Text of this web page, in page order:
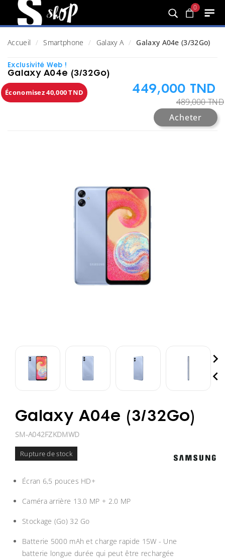
0
Accueil Smartphone Galaxy A Galaxy A04e (3/32Go)
Exclusivité Web !
Galaxy A04e (3/32Go)
Économisez 40,000 TND 449,000 TND
489,000 TND
Acheter


Galaxy A04e (3/32Go)
SM-A042FZKDMWD
Rupture de stock
Écran 6,5 pouces HD+
Caméra arrière 13.0 MP + 2.0 MP
Stockage (Go) 32 Go
Batterie 5000 mAh et charge rapide 15W - Une
batterie longue durée qui peut être rechargée